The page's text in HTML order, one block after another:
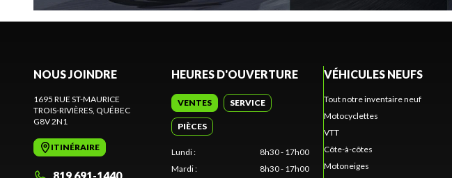
NOUS JOINDRE
1695 RUE ST-MAURICE
TROIS-RIVIÈRES, QUÉBEC
G8V 2N1
ITINÉRAIRE
HEURES D'OUVERTURE
VENTES SERVICE
PIÈCES
Lundi:
8h30 - 17h00
Mardi: 8h30 - 17h00
VÉHICULES NEUFS
Tout notre inventaire neuf
Motocyclettes
VTT
Côte-à-côtes
Motoneiges